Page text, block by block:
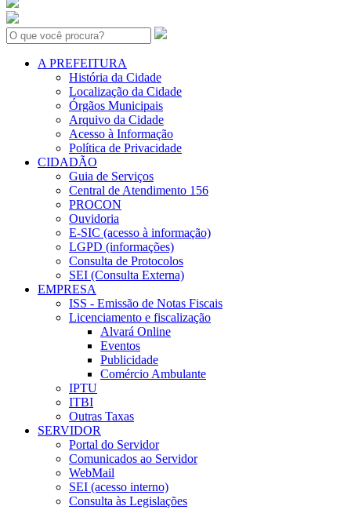
Search:
A PREFEITURA
História da Cidade
Localização da Cidade
Órgãos Municipais
Arquivo da Cidade
Acesso à Informação
Política de Privacidade
CIDADÃO
Guia de Serviços
Central de Atendimento 156
PROCON
Ouvidoria
E-SIC (acesso à informação)
LGPD (informações)
Consulta de Protocolos
SEI (Consulta Externa)
EMPRESA
ISS - Emissão de Notas Fiscais
Licenciamento e fiscalização
Alvará Online
Eventos
Publicidade
Comércio Ambulante
IPTU
ITBI
Outras Taxas
SERVIDOR
Portal do Servidor
Comunicados ao Servidor
WebMail
SEI (acesso interno)
Consulta às Legislações